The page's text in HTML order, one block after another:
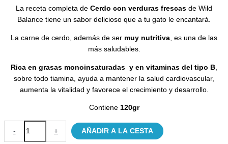
La receta completa de Cerdo con verduras frescas de Wild
Balance tiene un sabor delicioso que a tu gato le encantará.
La carne de cerdo, además de ser muy nutritiva, es una de las
más saludables.
Rica en grasas monoinsaturadas y en vitaminas del tipo B
sobre todo tiamina, ayuda a mantener la salud cardiovascular,
aumenta la vitalidad y favorece el crecimiento y desarrollo.
Contiene 120gr
-
con
+ AÑADIR A LA CESTA